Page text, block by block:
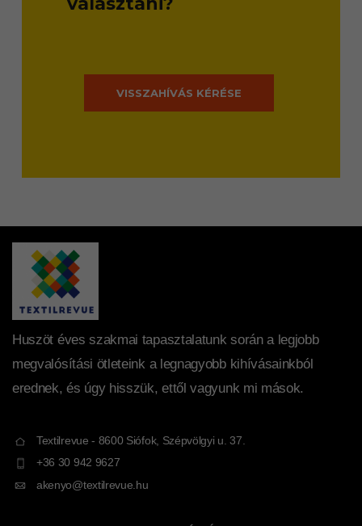
VISSZAHÍVÁS KÉRÉSE
Huszöt éves szakmai tapasztalatunk során a legjobb
megvalósítási ötleteink a legnagyobb kihívásainkból
erednek, és úgy hisszük, ettől vagyunk mi mások.
Textilrevue - 8600 Siófok, Szépvölgyi u. 37.
+36 30 942 9627
akenyo@textilrevue.hu